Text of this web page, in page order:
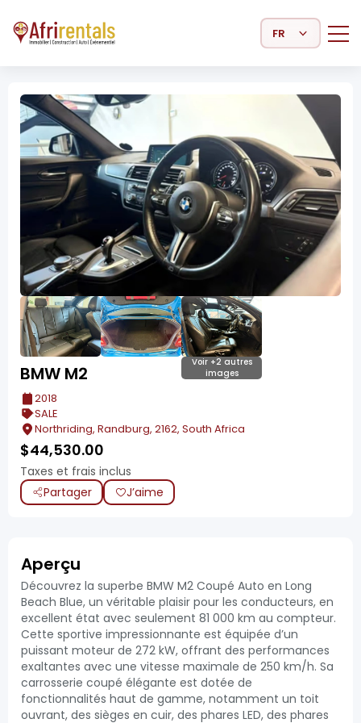
Select Language
Voir +2 autres
images
BMW M2
2018
SALE
Northriding, Randburg, 2162, South Africa
$44,530.00
Taxes et frais inclus
Partager
J’aime
Aperçu
Découvrez la superbe BMW M2 Coupé Auto en Long
Beach Blue, un véritable plaisir pour les conducteurs, en
excellent état avec seulement 81 000 km au compteur.
Cette sportive impressionnante est équipée d’un
puissant moteur de 272 kW, offrant des performances
exaltantes avec une vitesse maximale de 250 km/h. Sa
carrosserie coupé élégante est dotée de
fonctionnalités haut de gamme, notamment un toit
ouvrant, des sièges en cuir, des phares LED, des phares